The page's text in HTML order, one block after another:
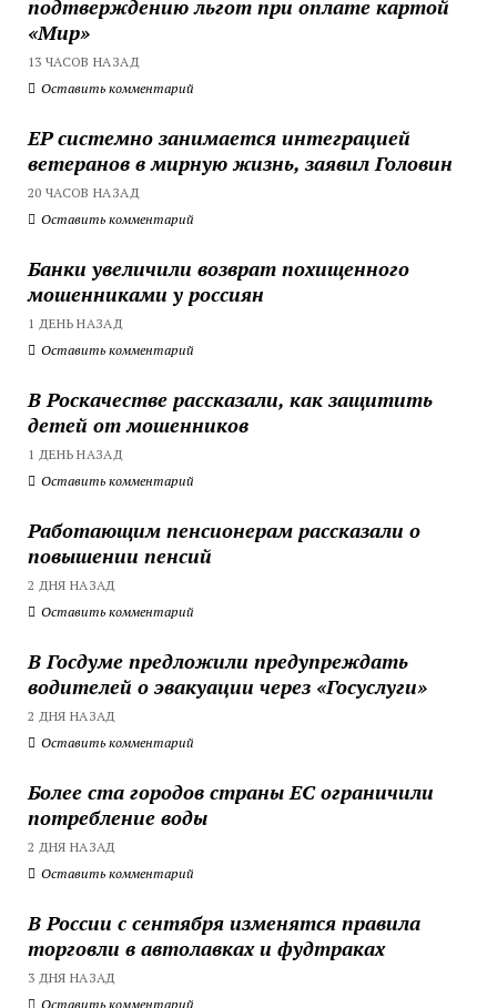
подтверждению льгот при оплате картой
«Мир»
13 ЧАСОВ НАЗАД
Оставить комментарий
ЕР системно занимается интеграцией
ветеранов в мирную жизнь, заявил Головин
20 ЧАСОВ НАЗАД
Оставить комментарий
Банки увеличили возврат похищенного
мошенниками у россиян
1 ДЕНЬ НАЗАД
Оставить комментарий
В Роскачестве рассказали, как защитить
детей от мошенников
1 ДЕНЬ НАЗАД
Оставить комментарий
Работающим пенсионерам рассказали о
повышении пенсий
2 ДНЯ НАЗАД
Оставить комментарий
В Госдуме предложили предупреждать
водителей о эвакуации через «Госуслуги»
2 ДНЯ НАЗАД
Оставить комментарий
Более ста городов страны ЕС ограничили
потребление воды
2 ДНЯ НАЗАД
Оставить комментарий
В России с сентября изменятся правила
торговли в автолавках и фудтраках
3 ДНЯ НАЗАД
Оставить комментарий